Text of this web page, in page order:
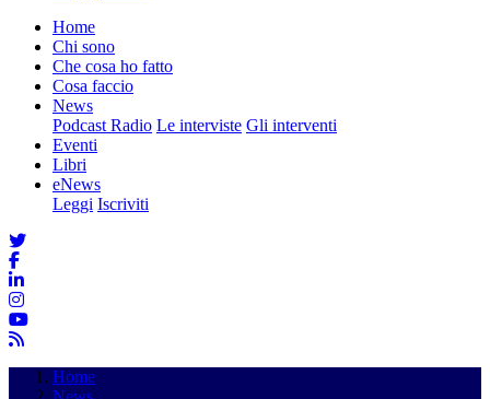
Home
Chi sono
Che cosa ho fatto
Cosa faccio
News
Podcast Radio Le interviste Gli interventi
Eventi
Libri
eNews
Leggi Iscriviti
Home